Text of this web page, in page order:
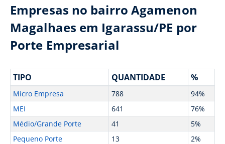
Empresas no bairro Agamenon
Magalhaes em Igarassu/PE por
Porte Empresarial
TIPO QUANTIDADE %
Micro Empresa 788
94%
MEI
641
76%
Médio/Grande Porte
41
5%
Pequeno Porte
13 2%